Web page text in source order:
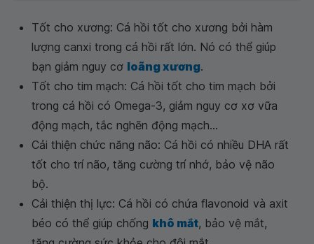
Tốt cho xương: Cá hồi tốt cho xương bởi hàm
lượng canxi trong cá hồi rất lớn. Nó có thể giúp
bạn giảm nguy cơ loãng xương.
Tốt cho tim mạch: Cá hồi tốt cho tim mạch bởi
trong cá hồi có Omega-3, giảm nguy cơ xơ vữa
động mạch, tắc nghẽn động mạch...
Cải thiện chức năng não: Cá hồi có nhiều DHA rất
tốt cho trí não, tăng cường trí nhớ, bảo vệ não
bộ.
Cải thiện thị lực: Cá hồi có chứa flavonoid và axit
béo có thể giúp chống khô mắt, bảo vệ mắt,